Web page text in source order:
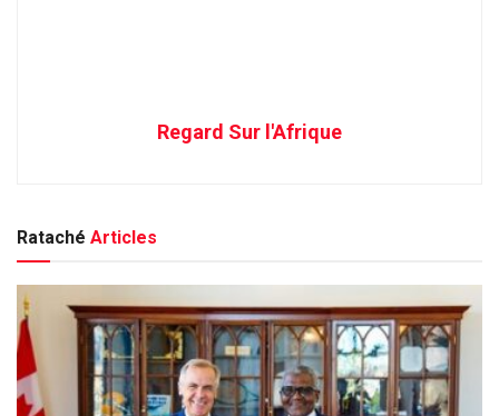
Regard Sur l'Afrique
Rataché Articles